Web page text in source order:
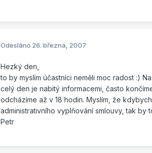
Odesláno 26. března, 2007
Hezký den,
to by myslím účastníci neměli moc radost :)
celý den je nabitý informacemi, často
odcházíme až v 18 hodin. Myslím, že
administrativního vyplňování smlouvy, tak by
Petr